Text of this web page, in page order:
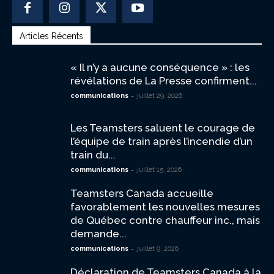
Articles Récents
« Il n’y a aucune conséquence » : les
révélations de La Presse confirment...
communications - juillet 29, 2026
Les Teamsters saluent le courage de
l’équipe de train après l’incendie d’un
train du...
communications - juillet 15, 2026
Teamsters Canada accueille
favorablement les nouvelles mesures
de Québec contre chauffeur inc., mais
demande...
communications - juillet 9, 2026